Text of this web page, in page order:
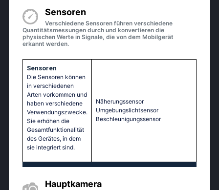
Sensoren
Verschiedene Sensoren führen verschiedene
Quantitätsmessungen durch und konvertieren die
physischen Werte in Signale, die von dem Mobilgerät
erkannt werden.
Sensoren
Die Sensoren können
in verschiedenen
Arten vorkommen und
haben verschiedene
Verwendungszwecke.
Sie erhöhen die
Gesamtfunktionalität
des Gerätes, in dem
sie integriert sind.
Näherungssensor
Umgebungslichtsensor
Beschleunigungssensor
Hauptkamera